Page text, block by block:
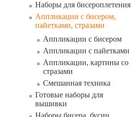
Наборы для бисероплетения
Аппликации с бисером,
пайетками, стразами
Аппликации с бисером
Аппликации с пайетками
Аппликации, картины со
стразами
Смешанная техника
Готовые наборы для
вышивки
Наборы бисера, бусин